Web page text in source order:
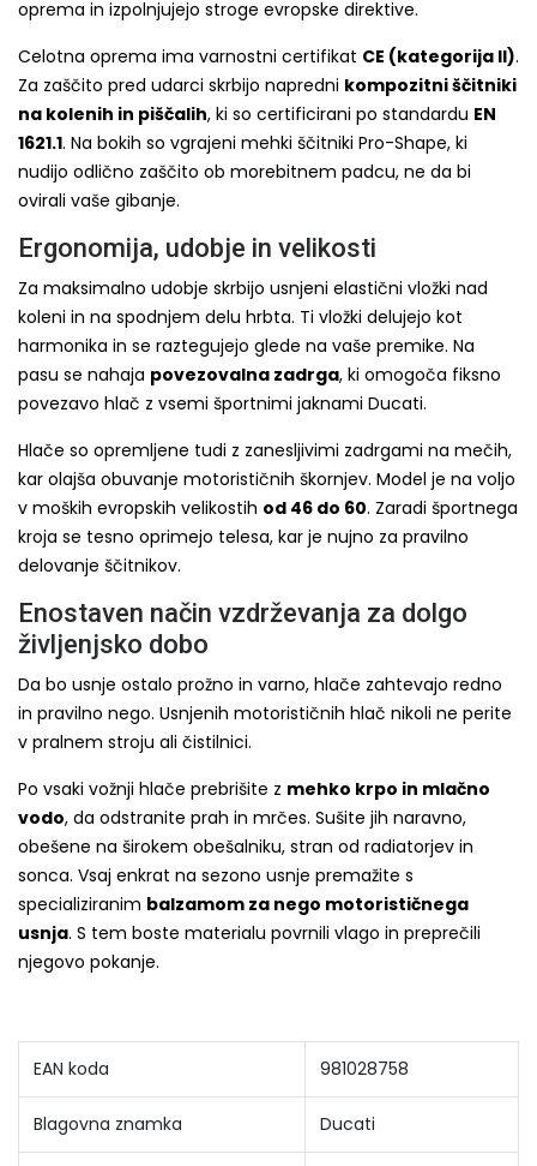
oprema in izpolnjujejo stroge evropske direktive.
Celotna oprema ima varnostni certifikat CE (kategorija II).
Za zaščito pred udarci skrbijo napredni kompozitni ščitniki
na kolenih in piščalih, ki so certificirani po standardu EN
1621.1. Na bokih so vgrajeni mehki ščitniki Pro-Shape, ki
nudijo odlično zaščito ob morebitnem padcu, ne da bi
ovirali vaše gibanje.
Ergonomija, udobje in velikosti
Za maksimalno udobje skrbijo usnjeni elastični vložki nad
koleni in na spodnjem delu hrbta. Ti vložki delujejo kot
harmonika in se raztegujejo glede na vaše premike. Na
pasu se nahaja povezovalna zadrga, ki omogoča fiksno
povezavo hlač z vsemi športnimi jaknami Ducati.
Hlače so opremljene tudi z zanesljivimi zadrgami na mečih,
kar olajša obuvanje motorističnih škornjev. Model je na voljo
v moških evropskih velikostih od 46 do 60. Zaradi športnega
kroja se tesno oprimejo telesa, kar je nujno za pravilno
delovanje ščitnikov.
Enostaven način vzdrževanja za dolgo
življenjsko dobo
Da bo usnje ostalo prožno in varno, hlače zahtevajo redno
in pravilno nego. Usnjenih motorističnih hlač nikoli ne perite
v pralnem stroju ali čistilnici.
Po vsaki vožnji hlače prebrišite z mehko krpo in mlačno
vodo, da odstranite prah in mrčes. Sušite jih naravno,
obešene na širokem obešalniku, stran od radiatorjev in
sonca. Vsaj enkrat na sezono usnje premažite s
specializiranim balzamom za nego motorističnega
usnja. S tem boste materialu povrnili vlago in preprečili
njegovo pokanje.
EAN koda 981028758
Blagovna znamka Ducati